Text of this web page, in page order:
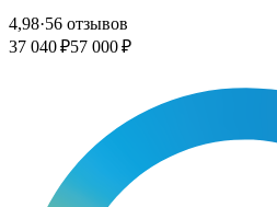
4,98·56 отзывов
37 040 ₽57 000 ₽